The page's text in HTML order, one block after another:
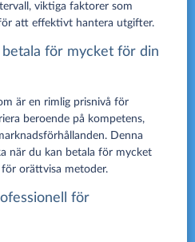
viktiga faktorer som
att effektivt hantera utgifter.
för mycket för din
är en rimlig prisnivå för
beroende på kompetens,
Denna
när du kan betala för mycket
orättvisa metoder.
för